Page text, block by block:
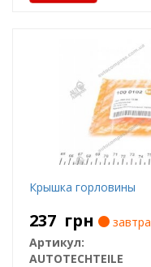
Крышка горловины
237 грн
завтра
Артикул:
AUTOTECHTEILE